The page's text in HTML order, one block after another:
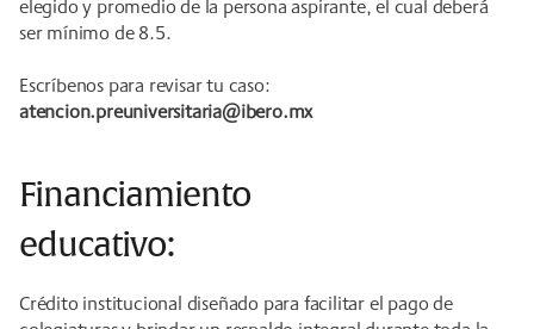
elegido y promedio de la persona aspirante, el cual deberá
ser mínimo de 8.5.
Escríbenos para revisar tu caso:
atencion.preuniversitaria@ibero.mx
Financiamiento
educativo:
Crédito institucional diseñado para facilitar el pago de